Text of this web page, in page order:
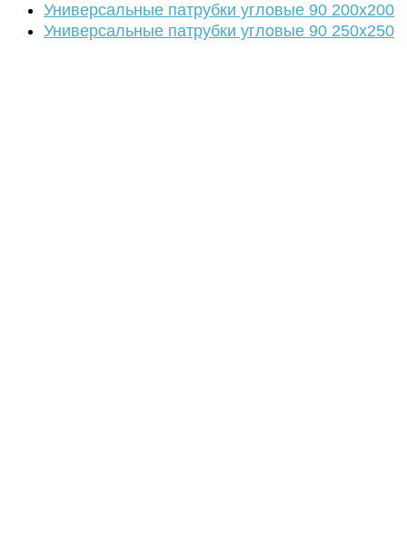
Универсальные патрубки угловые 90 200х200
Универсальные патрубки угловые 90 250х250